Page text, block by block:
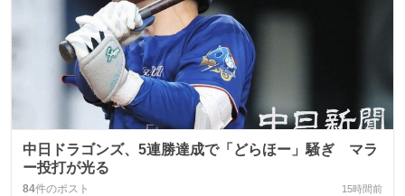
中日ドラゴンズ、5連勝達成で「どらほー」騒ぎ マラ
ー投打が光る
84件のポスト 15時間前